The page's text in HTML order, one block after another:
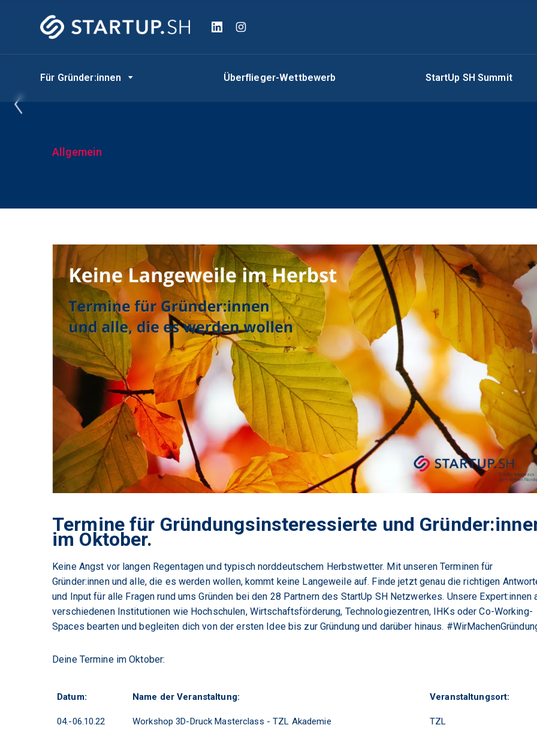
Für Gründer:innen Überflieger-Wettbewerb StartUp SH Summit
Allgemein
Termine für Gründungsinsteressierte und
im Oktober.
Keine Angst vor langen Regentagen und typisch norddeutschem Herbstwetter. Mit unseren Terminen für
Gründer:innen und alle, die es werden wollen, kommt keine Langeweile auf. Finde jetzt genau die richtigen
und Input für alle Fragen rund ums Gründen bei den 28 Partnern des StartUp SH Netzwerkes. Unsere Expert:innen
verschiedenen Institutionen wie Hochschulen, Wirtschaftsförderung, Technologiezentren, IHKs oder Co-Working-
Spaces bearten und begleiten dich von der ersten Idee bis zur Gründung und darüber hinaus.
Deine Termine im Oktober:
Datum: Name der Veranstaltung: Veranstaltungsort:
04.-06.10.22 Workshop 3D-Druck Masterclass - TZL Akademie TZL